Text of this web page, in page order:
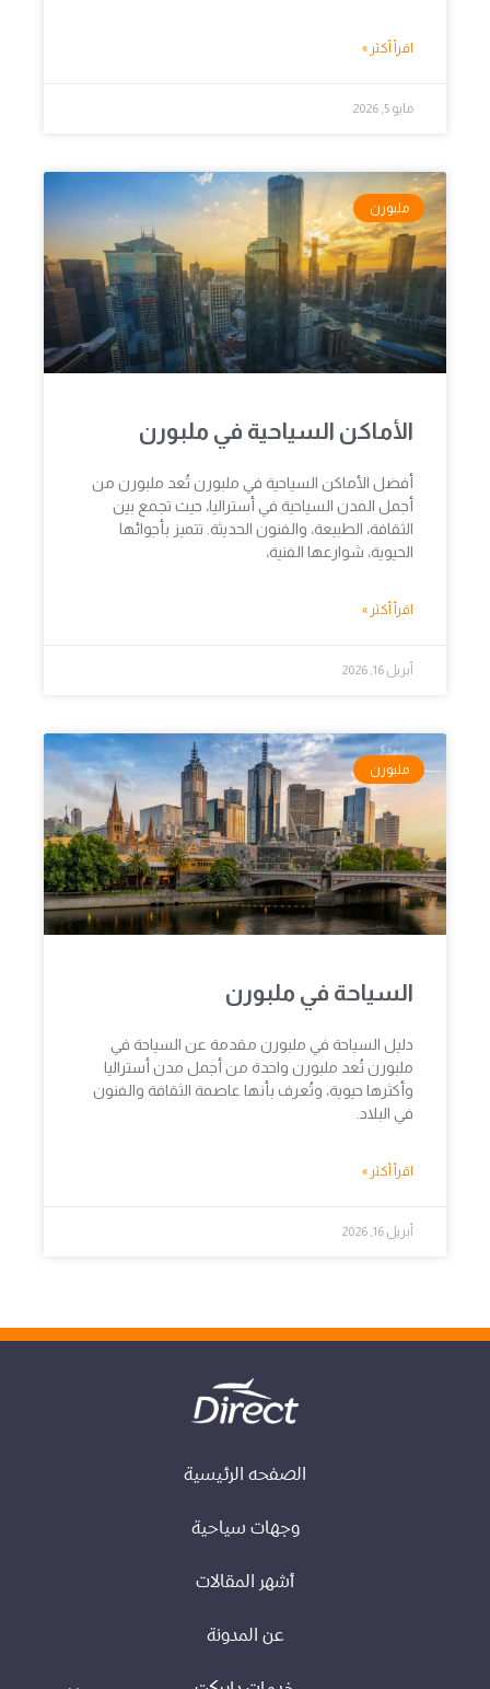
اقرأ أكثر »
مايو 5, 2026
ملبورن
الأماكن السياحية في ملبورن
أفضل الأماكن السياحية في ملبورن تُعد ملبورن من
أجمل المدن السياحية في أستراليا، حيث تجمع بين
الثقافة، الطبيعة، والفنون الحديثة. تتميز بأجوائها
الحيوية، شوارعها الفنية،
اقرأ أكثر »
أبريل 16, 2026
ملبورن
السياحة في ملبورن
دليل السياحة في ملبورن مقدمة عن السياحة في
ملبورن تُعد ملبورن واحدة من أجمل مدن أستراليا
وأكثرها حيوية، وتُعرف بأنها عاصمة الثقافة والفنون
في البلاد.
اقرأ أكثر »
أبريل 16, 2026
الصفحه الرئيسية
وجهات سياحية
أشهر المقالات
عن المدونة